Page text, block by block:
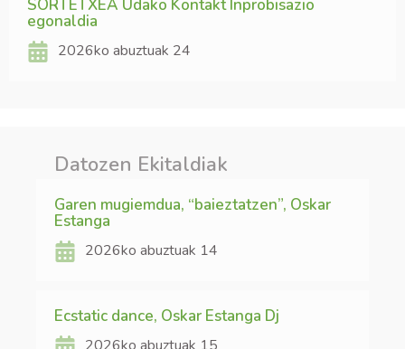
SORTETXEA Udako Kontakt Inprobisazio
egonaldia
2026ko abuztuak 24
Datozen Ekitaldiak
Garen mugiemdua, “baieztatzen”, Oskar
Estanga
2026ko abuztuak 14
Ecstatic dance, Oskar Estanga Dj
2026ko abuztuak 15